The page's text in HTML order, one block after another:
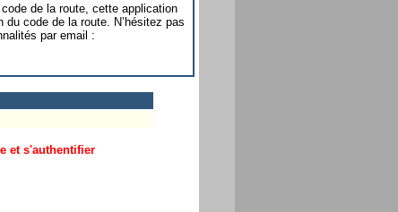
de la route, cette application
code de la route. N’hésitez pas
par email :
et s'authentifier